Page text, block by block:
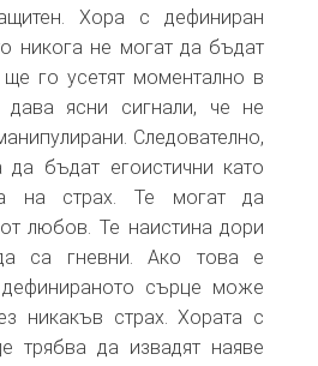
Хора с дефиниран
никога не могат да бъдат
го усетят моментално в
дава ясни сигнали, че не
Следователно,
да бъдат егоистични като
на страх. Те могат да
любов. Те наистина дори
са гневни. Ако това е
сърце може
никакъв страх. Хората с
трябва да извадят наяве